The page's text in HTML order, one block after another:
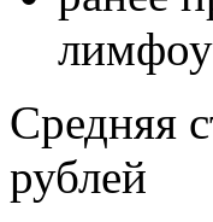
Средняя
рублей